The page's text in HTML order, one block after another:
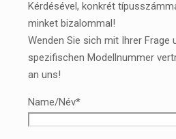
Kérdésével, konkrét
minket bizalommal!
Wenden Sie sich mit Ihrer Frage
spezifischen Modellnummer
an uns!
Name/Név*